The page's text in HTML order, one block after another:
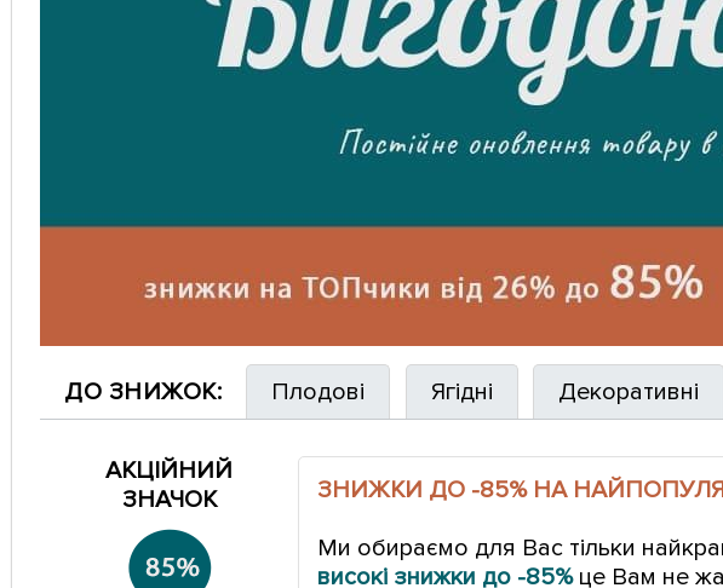
ДО ЗНИЖОК: Плодові Ягідні Декоративні
АКЦІЙНИЙ
ЗНАЧОК
ЗНИЖКИ ДО -85% НА
Ми обираємо для Вас тільки
високі знижки до -85%це Вам не